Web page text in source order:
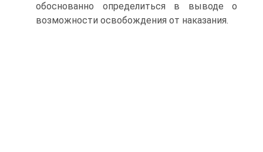
обоснованно определиться в выводе о
возможности освобождения от наказания.